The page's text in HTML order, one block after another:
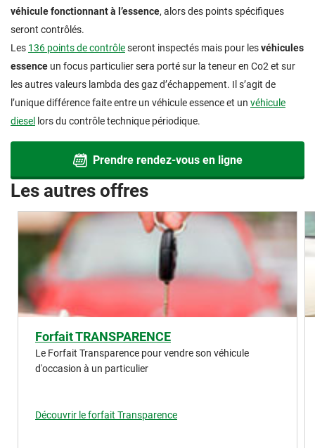
véhicule fonctionnant à l’essence, alors des points spécifiques
seront contrôlés.
Les 136 points de contrôleseront inspectés mais pour lesvéhicules
essence un focus particulier sera porté sur la teneur en Co2 et sur
les autres valeurs lambda des gaz d’échappement. Il s’agit de
l’unique différence faite entre un véhicule essence et un véhicule
diesel lors du contrôle technique périodique.
Prendre rendez-vous en ligne
Les autres offres
Forfait TRANSPARENCE
Le Forfait Transparence pour vendre son véhicule
d'occasion à un particulier
Découvrir le forfait Transparence